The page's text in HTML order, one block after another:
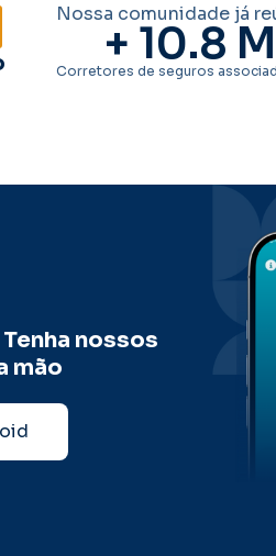
Nossa comunidade já
+ 10.8
Corretores de seguros
nossos
mão